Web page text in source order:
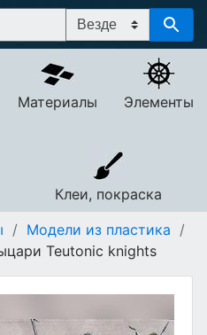
Материалы Элементы
Клеи, покраска
/ Модели из пластика /
Teutonic knights